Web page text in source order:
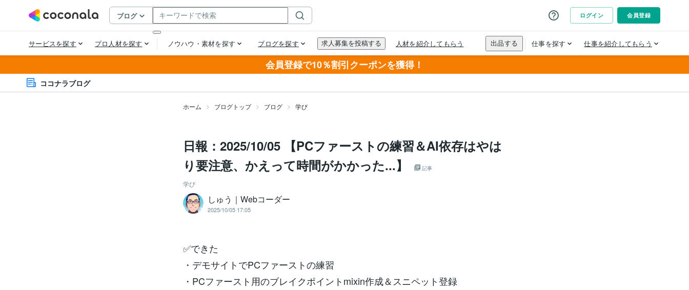
会員登録で10％割引クーポンを獲得！
ココナラブログ
ホーム ブログトップ ブログ 学び
日報：2025/10/05 【PCファーストの練習＆AI依存はやは
り要注意、かえって時間がかかった...】
記事
学び
しゅう｜Webコーダー
2025/10/05 17:05
✅できた
・デモサイトでPCファーストの練習
・PCファースト用のブレイクポイントmixin作成＆スニペット登録